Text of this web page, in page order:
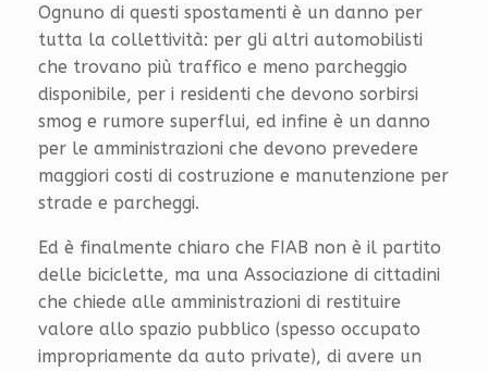
Ognuno di questi spostamenti è un danno per
tutta la collettività: per gli altri automobilisti
che trovano più traffico e meno parcheggio
disponibile, per i residenti che devono sorbirsi
smog e rumore superflui, ed infine è un danno
per le amministrazioni che devono prevedere
maggiori costi di costruzione e manutenzione per
strade e parcheggi.
Ed è finalmente chiaro che FIAB non è il partito
delle biciclette, ma una Associazione di cittadini
che chiede alle amministrazioni di restituire
valore allo spazio pubblico (spesso occupato
impropriamente da auto private), di avere un